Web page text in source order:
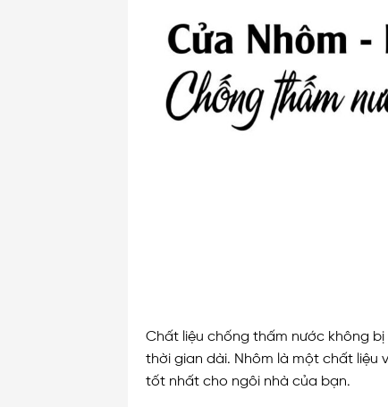
Chất liệu chống thấm nước không
thời gian dài. Nhôm là một chất liệu
tốt nhất cho ngôi nhà của bạn.